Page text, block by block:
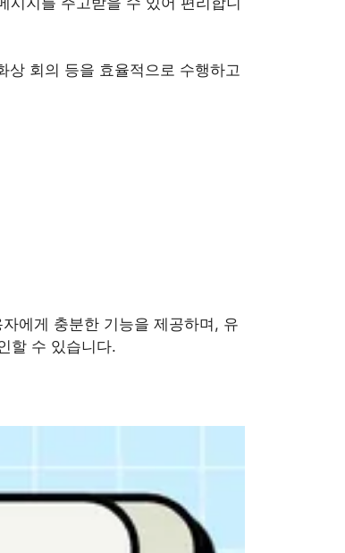
회의 등을 효율적으로 수행하고
에게 충분한 기능을 제공하며, 유
할 수 있습니다.